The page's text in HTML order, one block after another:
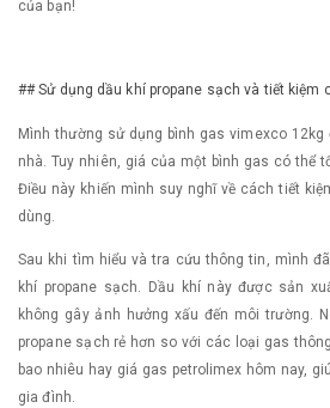
của bạn!
## Sử dụng dầu khí propane sạch và tiết kiệm
Mình thường sử dụng bình gas vimexco
nhà. Tuy nhiên, giá của một bình gas có thể
Điều này khiến mình suy nghĩ về cách tiết
dùng.
Sau khi tìm hiểu và tra cứu thông tin, mình
khí propane sạch. Dầu khí này được sản
không gây ảnh hưởng xấu đến môi trường.
propane sạch rẻ hơn so với các loại gas
bao nhiêu hay giá gas petrolimex hôm nay,
gia đình.